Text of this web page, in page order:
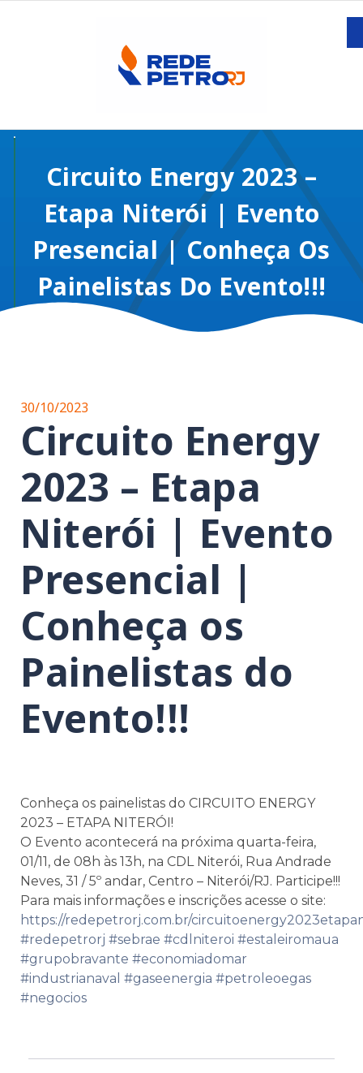
Circuito Energy 2023 –
Etapa Niterói | Evento
Presencial | Conheça Os
Painelistas Do Evento!!!
30/10/2023
Circuito Energy
2023 – Etapa
Niterói | Evento
Presencial |
Conheça os
Painelistas do
Evento!!!
Conheça os painelistas do CIRCUITO ENERGY
2023 – ETAPA NITERÓI!
O Evento acontecerá na próxima quarta-feira,
01/11, de 08h às 13h, na CDL Niterói, Rua Andrade
Neves, 31 / 5º andar, Centro – Niterói/RJ. Participe!!!
Para mais informações e inscrições acesse o site:
https://redepetrorj.com.br/
#redepetrorj #sebrae #cdlniteroi #estaleiromaua
#grupobravante #economiadomar
#industrianaval #gaseenergia #petroleoegas
#negocios